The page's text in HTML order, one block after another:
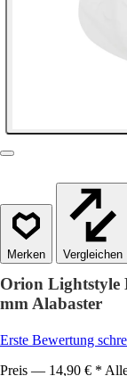
Vergleichen
Orion Lightstyle
mm Alabaster
Erste Bewertung
Preis — 14,90 € *